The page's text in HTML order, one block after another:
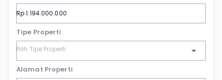
Tipe Properti
Alamat Properti